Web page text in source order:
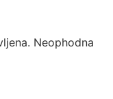
Neophodna